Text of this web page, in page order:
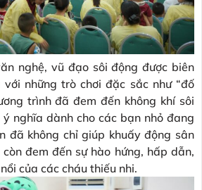
nghệ, vũ đạo sôi động được biên
những trò chơi đặc sắc như “đố
trình đã đem đến không khí sôi
nghĩa dành cho các bạn nhỏ đang
đã không chỉ giúp khuấy động sân
đem đến sự hào hứng, hấp dẫn,
của các cháu thiếu nhi.